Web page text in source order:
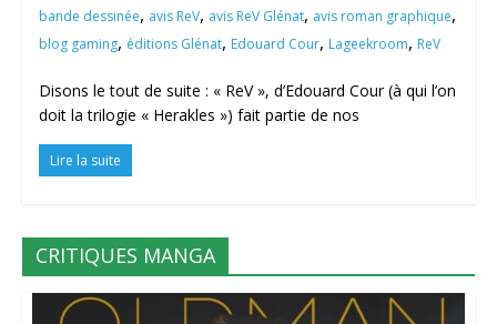
bande dessinée, avis ReV, avis ReV Glénat, avis roman graphique,
blog gaming, éditions Glénat, Edouard Cour, Lageekroom, ReV
Disons le tout de suite : « ReV », d’Edouard Cour (à qui l’on
doit la trilogie « Herakles ») fait partie de nos
Lire la suite
CRITIQUES MANGA